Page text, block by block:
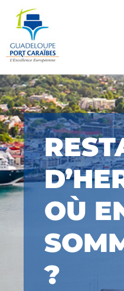
OÙ
?